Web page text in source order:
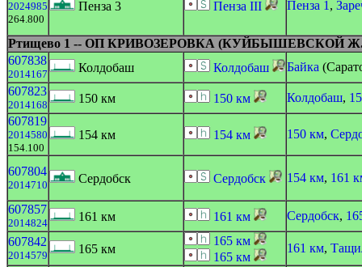
2024985
264.800
Пенза 3 Пенза III Пенза 1 ,
Ртищево 1 -- ОП КРИВОЗЕРОВКА (КУЙБЫШЕВСКОЙ
607838
2014167 Колдобаш Колдобаш Байка
607823
2014168 150 км 150 км Колдобаш,
607819
2014580
154.100
154 км 154 км 150 км,
607804
2014710 Сердобск Сердобск 154 км, 161
607857
2014824 161 км 161 км Сердобск,
607842
2014579 165 км
165 км
165 км
161 км,